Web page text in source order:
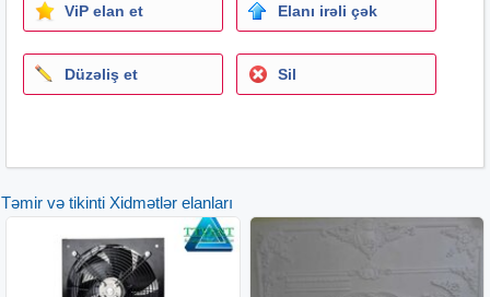
ViP elan et Elanı irəli çək
Düzəliş et Sil
Təmir və tikinti Xidmətlər elanları